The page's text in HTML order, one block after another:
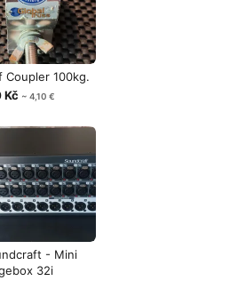
Coupler 100kg.
Kč ~ 4,10 €
- Mini
32i